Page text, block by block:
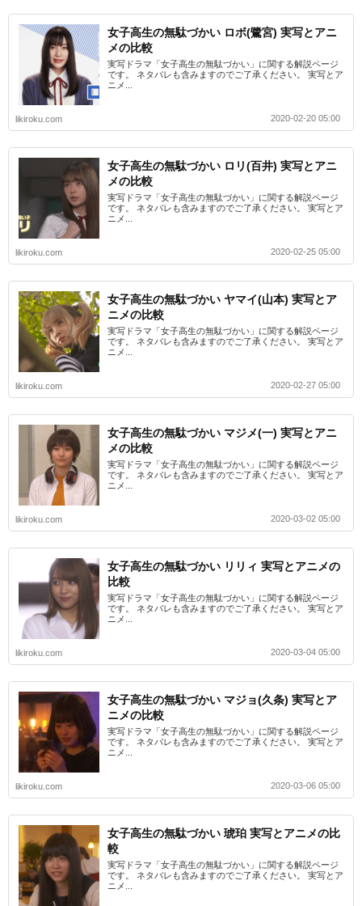
女子高生の無駄づかい ロボ(鷺宮) 実写とアニ
メの比較
実写ドラマ「女子高生の無駄づかい」に関する解説ページ
です。 ネタバレも含みますのでご了承ください。 実写とア
ニメ...
likiroku.com 2020-02-20 05:00
女子高生の無駄づかい ロリ(百井) 実写とアニ
メの比較
実写ドラマ「女子高生の無駄づかい」に関する解説ページ
です。 ネタバレも含みますのでご了承ください。 実写とア
ニメ...
likiroku.com 2020-02-25 05:00
女子高生の無駄づかい ヤマイ(山本) 実写とア
ニメの比較
実写ドラマ「女子高生の無駄づかい」に関する解説ページ
です。 ネタバレも含みますのでご了承ください。 実写とア
ニメ...
likiroku.com 2020-02-27 05:00
女子高生の無駄づかい マジメ(一) 実写とアニ
メの比較
実写ドラマ「女子高生の無駄づかい」に関する解説ページ
です。 ネタバレも含みますのでご了承ください。 実写とア
ニメ...
likiroku.com 2020-03-02 05:00
女子高生の無駄づかい リリィ 実写とアニメの
比較
実写ドラマ「女子高生の無駄づかい」に関する解説ページ
です。 ネタバレも含みますのでご了承ください。 実写とア
ニメ...
likiroku.com 2020-03-04 05:00
女子高生の無駄づかい マジョ(久条) 実写とア
ニメの比較
実写ドラマ「女子高生の無駄づかい」に関する解説ページ
です。 ネタバレも含みますのでご了承ください。 実写とア
ニメ...
likiroku.com 2020-03-06 05:00
女子高生の無駄づかい 琥珀 実写とアニメの比
較
実写ドラマ「女子高生の無駄づかい」に関する解説ページ
です。 ネタバレも含みますのでご了承ください。 実写とア
ニメ...